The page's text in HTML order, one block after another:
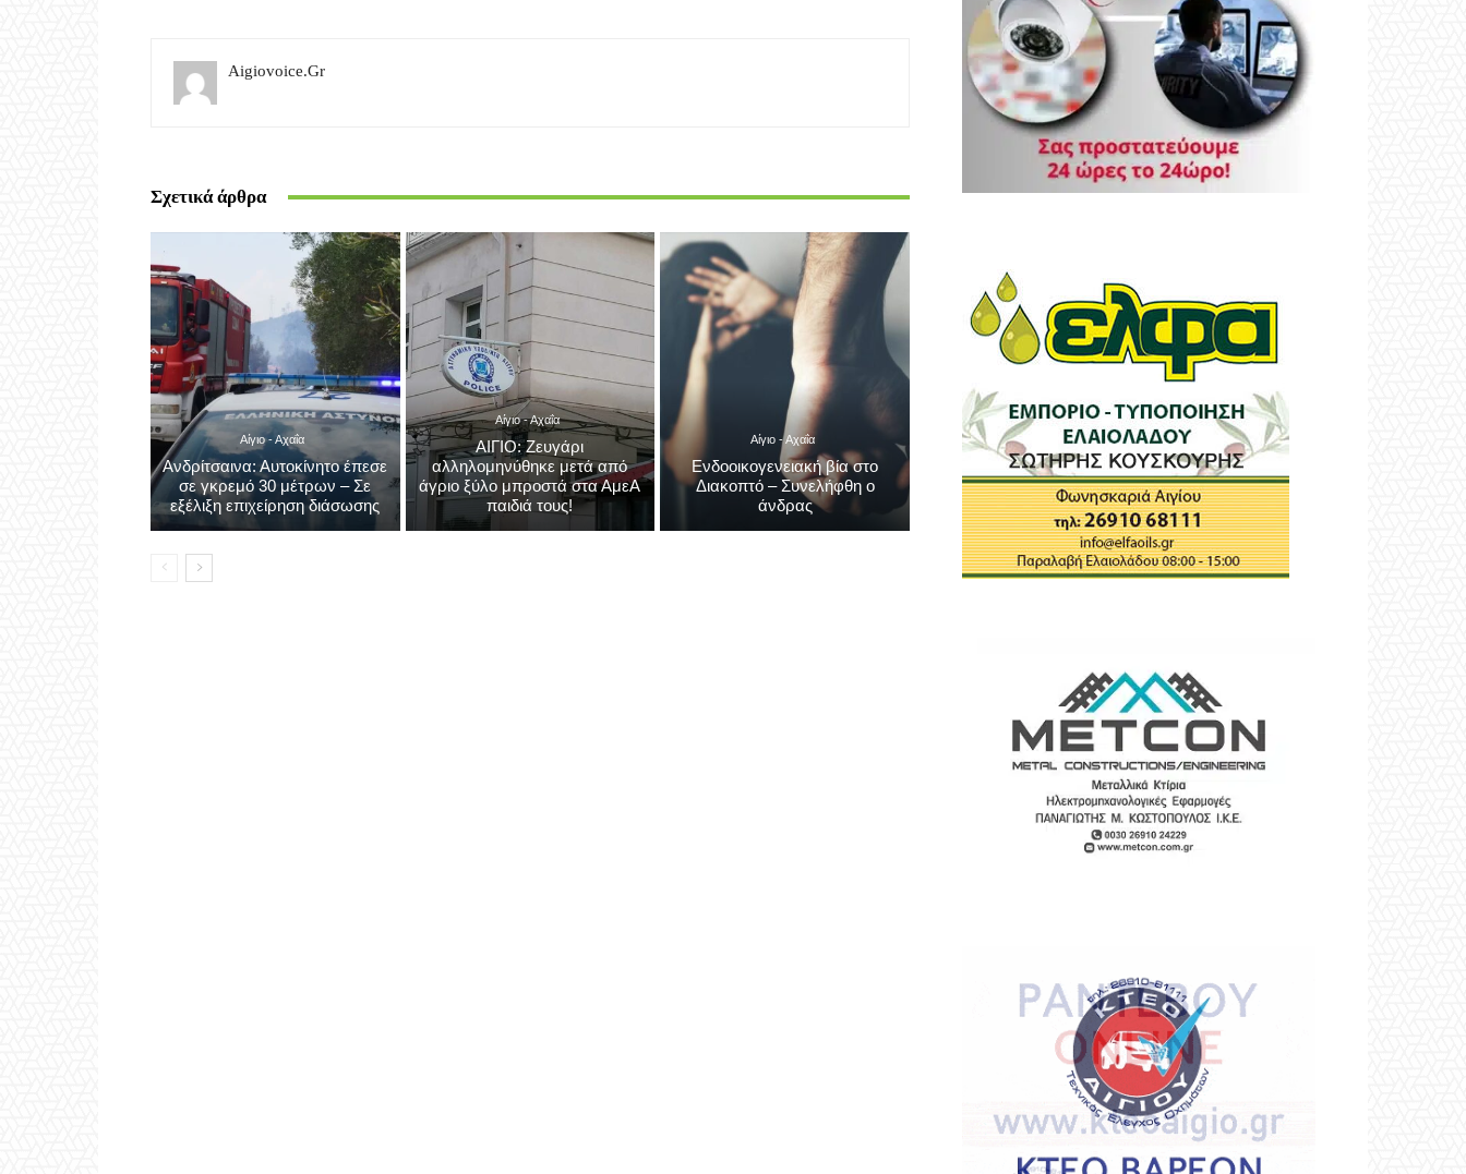
Αίγιο - Αχαΐα
Ανδρίτσαινα: Αυτοκίνητο έπεσε
σε γκρεμό 30 μέτρων – Σε
εξέλιξη επιχείρηση διάσωσης
Αίγιο - Αχαΐα
ΑΙΓΙΟ: Ζευγάρι
αλληλομηνύθηκε μετά από
άγριο ξύλο μπροστά στα ΑμεΑ
παιδιά τους!
Αίγιο - Αχαΐα
Ενδοοικογενειακή βία στο
Διακοπτό – Συνελήφθη ο
άνδρας